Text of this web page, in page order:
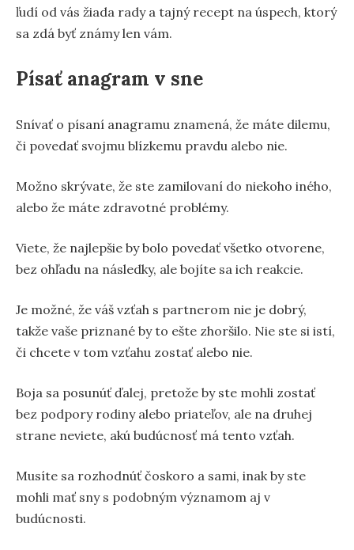
ľudí od vás žiada rady a tajný recept na úspech, ktorý
sa zdá byť známy len vám.
Písať anagram v sne
Snívať o písaní anagramu znamená, že máte dilemu,
či povedať svojmu blízkemu pravdu alebo nie.
Možno skrývate, že ste zamilovaní do niekoho iného,
alebo že máte zdravotné problémy.
Viete, že najlepšie by bolo povedať všetko otvorene,
bez ohľadu na následky, ale bojíte sa ich reakcie.
Je možné, že váš vzťah s partnerom nie je dobrý,
takže vaše priznané by to ešte zhoršilo. Nie ste si istí,
či chcete v tom vzťahu zostať alebo nie.
Boja sa posunúť ďalej, pretože by ste mohli zostať
bez podpory rodiny alebo priateľov, ale na druhej
strane neviete, akú budúcnosť má tento vzťah.
Musíte sa rozhodnúť čoskoro a sami, inak by ste
mohli mať sny s podobným významom aj v
budúcnosti.